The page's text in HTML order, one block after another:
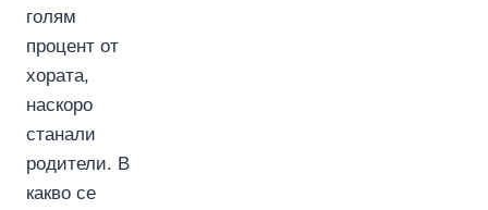
голям
процент от
хората,
наскоро
станали
родители. В
какво се